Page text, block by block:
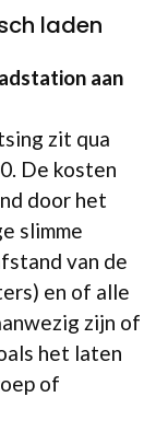
laden
aan
zit qua
De kosten
door het
slimme
van de
en of alle
zijn of
het laten
of